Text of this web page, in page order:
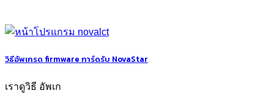
วิธีอัพเกรด firmware การ์ดรับ NovaStar
เราดูวิธี อัพเก